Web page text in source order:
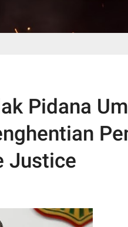
Pidana
Justice